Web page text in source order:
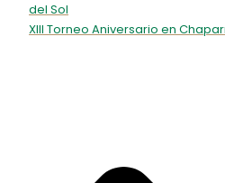
del Sol
XIII Torneo Aniversario en